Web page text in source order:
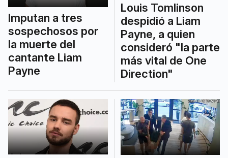
Imputan a tres
sospechosos por
la muerte del
cantante Liam
Payne
Louis Tomlinson
despidió a Liam
Payne, a quien
consideró "la parte
más vital de One
Direction"